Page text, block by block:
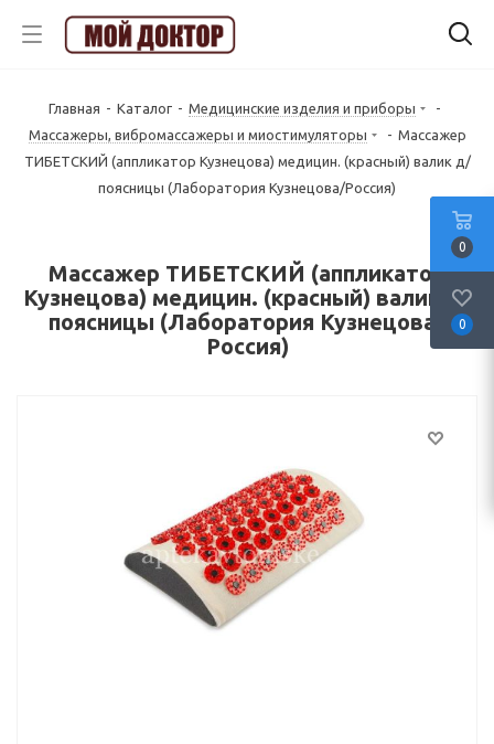
Главная - Каталог - Медицинские изделия и приборы
-
Массажеры, вибромассажеры и миостимуляторы
- Массажер
ТИБЕТСКИЙ (аппликатор Кузнецова) медицин. (красный) валик д/
поясницы (Лаборатория Кузнецова/Россия)
Массажер ТИБЕТСКИЙ (аппликатор
Кузнецова) медицин. (красный) валик д/
поясницы (Лаборатория Кузнецова/
Россия)
0
0